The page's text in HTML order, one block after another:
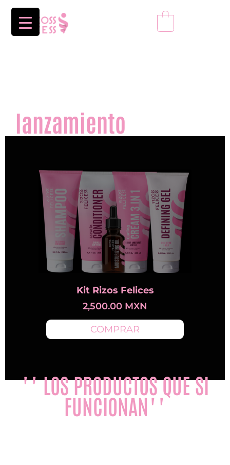
lanzamiento
Kit Rizos Felices
2,500.00 MXN
COMPRAR
"" LOS PRODUCTOS QUE SI
FUNCIONAN""